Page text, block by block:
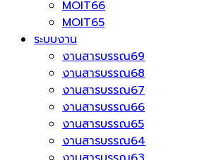
MOIT66
MOIT65
ระบบงาน
งานสารบรรณ69
งานสารบรรณ68
งานสารบรรณ67
งานสารบรรณ66
งานสารบรรณ65
งานสารบรรณ64